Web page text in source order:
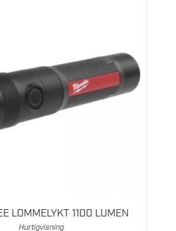
LOMMELYKT 1100 LUMEN
Hurtigvisning